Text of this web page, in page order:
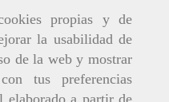
propias y de
la usabilidad de
de la web y mostrar
tus preferencias